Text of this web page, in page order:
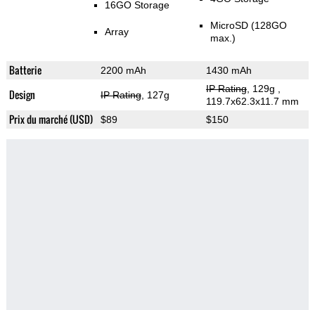
16GO Storage
Array
MicroSD (128GO
max.)
Batterie 2200 mAh 1430 mAh
Design IP Rating, 127g
IP Rating, 129g
119.7x62.3x11.7 mm
Prix du marché (USD) $89 $150